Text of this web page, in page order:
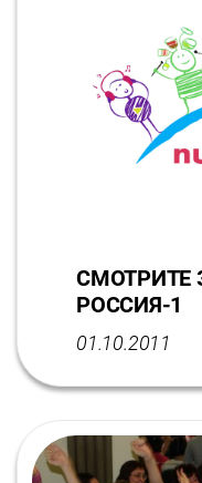
СМОТРИТЕ
РОССИЯ-1
01.10.2011